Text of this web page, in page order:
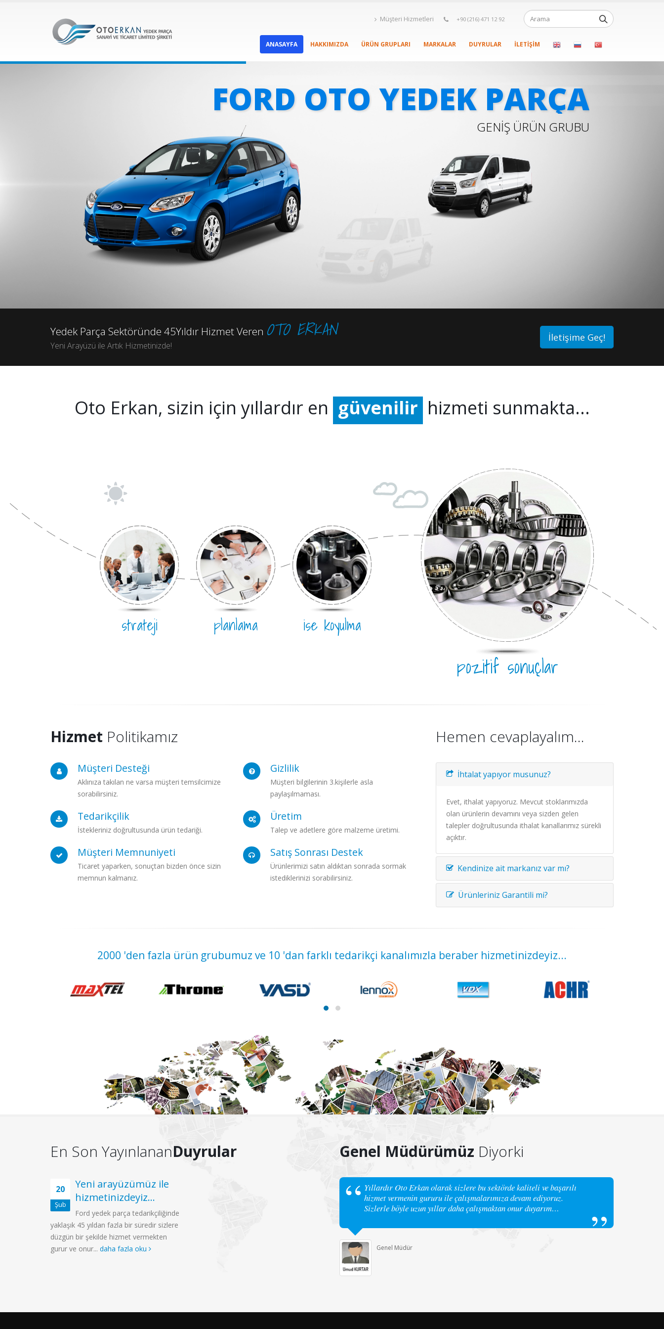
Müşteri Hizmetleri +90 (216) 471 12 92
ANASAYFA HAKKIMIZDA ÜRÜN GRUPLARI MARKALAR DUYRULAR İLETIŞIM
GENİŞ ÜRÜN GRUBU
FORD OTO YEDEK PARÇA
Yedek Parça Sektöründe 45Yıldır Hizmet Veren OTO ERKAN
Yeni Arayüzü ile Artık Hizmetinizde!
İletişime Geç!
Oto Erkan, sizin için yıllardır en güvenilir
sağlıklı
hizmeti sunmakta...
strateji planlama ise koyulma
pozitif sonuçlar
Hizmet Politikamız
Müşteri Desteği
Aklınıza takılan ne varsa müşteri temsilcimize
sorabilirsiniz.
Gizlilik
Müşteri bilgilerinin 3.kişilerle asla
paylaşılmaması.
Tedarikçilik
İstekleriniz doğrultusunda ürün tedariği.
Üretim
Talep ve adetlere göre malzeme üretimi.
Müşteri Memnuniyeti
Ticaret yaparken, sonuçtan bizden önce sizin
memnun kalmanız.
Satış Sonrası Destek
Ürünlerimizi satın aldıktan sonrada sormak
istediklerinizi sorabilirsiniz.
Hemen cevaplayalım...
İhtalat yapıyor musunuz?
Evet, ithalat yapıyoruz. Mevcut stoklarımızda
olan ürünlerin devamını veya sizden gelen
talepler doğrultusunda ithalat kanallarımız sürekli
açıktır.
Kendinize ait markanız var mı?
Ürünleriniz Garantili mi?
2000 'den fazla ürün grubumuz ve 10 'dan farklı tedarikçi kanalımızla beraber hizmetinizdeyiz...
En Son YayınlananDuyrular
20
Şub
Yeni arayüzümüz ile
hizmetinizdeyiz…
Ford yedek parça tedarikçiliğinde
yaklaşık 45 yıldan fazla bir süredir sizlere
düzgün bir şekilde hizmet vermekten
gurur ve onur... daha fazla oku
Genel Müdürümüz Diyorki
Yıllardır Oto Erkan olarak sizlere bu sektörde kaliteli ve başarılı
hizmet vermenin gururu ile çalışmalarımıza devam ediyoruz.
Sizlerle böyle uzun yıllar daha çalışmaktan onur duyarım…
Genel Müdür